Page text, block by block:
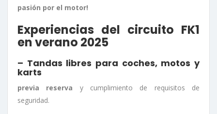
pasión por el motor!
Experiencias del circuito FK1
en verano 2025
– Tandas libres para coches, motos y
karts
previa reserva y cumplimiento de requisitos de
seguridad.